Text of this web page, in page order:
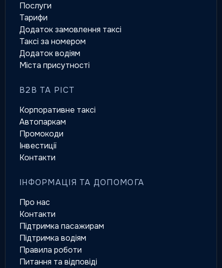
Послуги
Тарифи
Додаток замовлення таксі
Таксі за номером
Додаток водіям
Міста присутності
B2B ТА РІСТ
Корпоративне таксі
Автопаркам
Промокоди
Інвестиції
Контакти
ІНФОРМАЦІЯ ТА ДОПОМОГА
Про нас
Контакти
Підтримка пасажирам
Підтримка водіям
Правила роботи
Питання та відповіді